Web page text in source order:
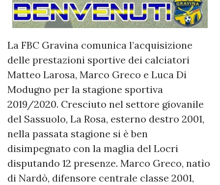
La FBC Gravina comunica l’acquisizione
delle prestazioni sportive dei calciatori
Matteo Larosa, Marco Greco e Luca Di
Modugno per la stagione sportiva
2019/2020. Cresciuto nel settore giovanile
del Sassuolo, La Rosa, esterno destro 2001,
nella passata stagione si è ben
disimpegnato con la maglia del Locri
disputando 12 presenze. Marco Greco, natìo
di Nardò, difensore centrale classe 2001,